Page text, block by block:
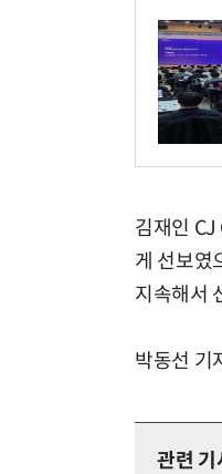
김재인 CJ
게 선보였
지속해서
박동선
관련 기